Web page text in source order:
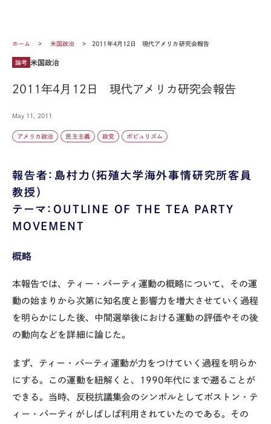
ホーム 米国政治 2011年4月12日 現代アメリカ研究会報告
論考 米国政治
2011年4月12日 現代アメリカ研究会報告
May 11, 2011
アメリカ政治 民主主義 政党 ポピュリズム
報告者：島村力（拓殖大学海外事情研究所客員
教授）
テーマ：OUTLINE OF THE TEA PARTY
MOVEMENT
概略
本報告では、ティー・パーティ運動の概略について、その運
動の始まりから次第に知名度と影響力を増大させていく過程
を明らかにした後、中間選挙後における運動の評価やその後
の動向などを詳細に論じた。
まず、ティー・パーティ運動が力をつけていく過程を明らか
にする。この運動を紐解くと、1990年代にまで遡ることが
できる。当時、反税抗議集会のシンボルとしてボストン・テ
ィー・パーティがしばしば利用されていたのである。その